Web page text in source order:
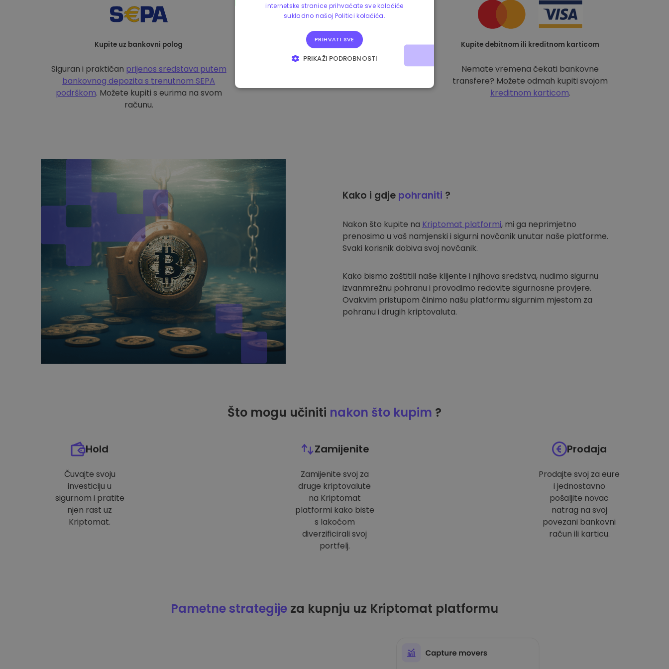
Kupite uz bankovni polog
Siguran i praktičan prijenos sredstava putem
bankovnog depozita s trenutnom SEPA
podrškom. Možete kupiti s eurima na svom
računu.
Kupite debitnom ili kreditnom karticom
Nemate vremena čekati bankovne
transfere? Možete odmah kupiti svojom
kreditnom karticom.
Kako i gdje pohraniti ?
Nakon što kupite na Kriptomat platformi, mi ga neprimjetno
prenosimo u vaš namjenski i sigurni novčanik unutar naše platforme.
Svaki korisnik dobiva svoj novčanik.
Kako bismo zaštitili naše klijente i njihova sredstva, nudimo sigurnu
izvanmrežnu pohranu i provodimo redovite sigurnosne provjere.
Ovakvim pristupom činimo našu platformu sigurnim mjestom za
pohranu i drugih kriptovaluta.
Što mogu učiniti nakon što kupim ?
Hold
Čuvajte svoju
investiciju u
sigurnom i pratite
njen rast uz
Kriptomat.
Zamijenite
Zamijenite svoj za
druge kriptovalute
na Kriptomat
platformi kako biste
s lakoćom
diverzificirali svoj
portfelj.
Prodaja
Prodajte svoj za eure
i jednostavno
pošaljite novac
natrag na svoj
povezani bankovni
račun ili karticu.
Pametne strategije za kupnju uz Kriptomat platformu
internetske stranice prihvaćate sve kolačiće
sukladno našoj Politici kolačića.
PRIHVATI SVE
PRIKAŽI PODROBNOSTI